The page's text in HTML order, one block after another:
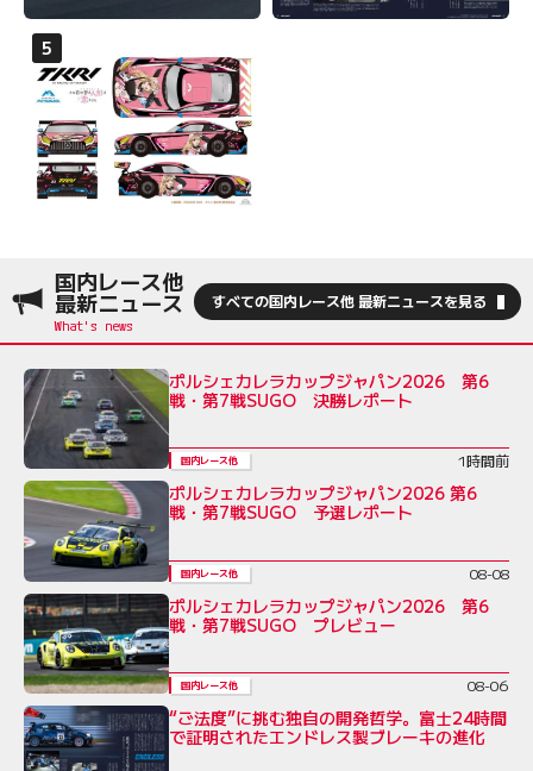
国内レース他
最新ニュース すべての国内レース他 最新ニュースを見る
ポルシェカレラカップジャパン2026 第6
戦・第7戦SUGO 決勝レポート
国内レース他 1時間前
ポルシェカレラカップジャパン2026 第6
戦・第7戦SUGO 予選レポート
国内レース他 08-08
ポルシェカレラカップジャパン2026 第6
戦・第7戦SUGO プレビュー
国内レース他 08-06
“ご法度”に挑む独自の開発哲学。富士24時間
で証明されたエンドレス製ブレーキの進化